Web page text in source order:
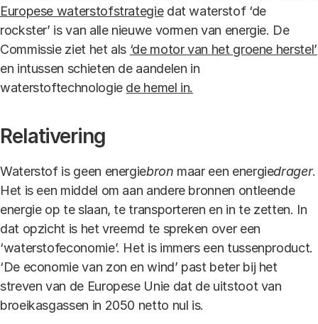
Europese waterstofstrategiedat waterstof ‘de
rockster’ is van alle nieuwe vormen van energie. De
Commissie ziet het als ‘de motor van het groene herstel’
en intussen schieten de aandelen in
waterstoftechnologie de hemel in.
Relativering
Waterstof is geen energiebron maar een energiedrager.
Het is een middel om aan andere bronnen ontleende
energie op te slaan, te transporteren en in te zetten. In
dat opzicht is het vreemd te spreken over een
‘waterstofeconomie’. Het is immers een tussenproduct.
‘De economie van zon en wind’ past beter bij het
streven van de Europese Unie dat de uitstoot van
broeikasgassen in 2050 netto nul is.